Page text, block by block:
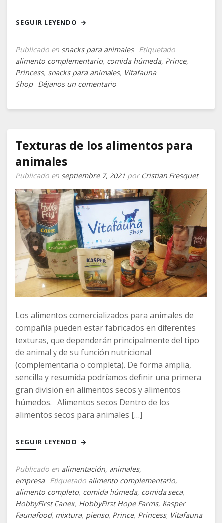
SEGUIR LEYENDO
Publicado en snacks para animales Etiquetado
alimento complementario, comida húmeda, Prince,
Princess, snacks para animales, Vitafauna
Shop Déjanos un comentarioen
gatos
y
animales
compañía
Texturas de los alimentos para
animales
Publicado en septiembre 7, 2021 por Cristian Fresquet
Los alimentos comercializados para animales de
compañía pueden estar fabricados en diferentes
texturas, que dependerán principalmente del tipo
de animal y de su función nutricional
(complementaria o completa). De forma amplia,
sencilla y resumida podríamos definir una primera
gran división en alimentos secos y alimentos
húmedos. Alimentos secos Dentro de los
alimentos secos para animales […]
SEGUIR LEYENDO
Publicado en alimentación, animales,
empresa Etiquetado alimento complementario,
alimento completo, comida húmeda, comida seca,
HobbyFirst Canex, HobbyFirst Hope Farms, Kasper
Faunafood, mixtura, pienso, Prince, Princess, Vitafauna